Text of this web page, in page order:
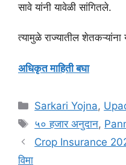
सावे यांनी यावेळी सांगितले.
त्यामुळे राज्यातील
अधिकृत माहिती बघा
Categories
Sarkari Yojna,
Tags
५० हजार अनुदान,
Crop Insurance
विमा